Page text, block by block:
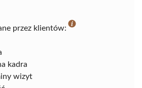
przez klientów:
kadra
wizyt